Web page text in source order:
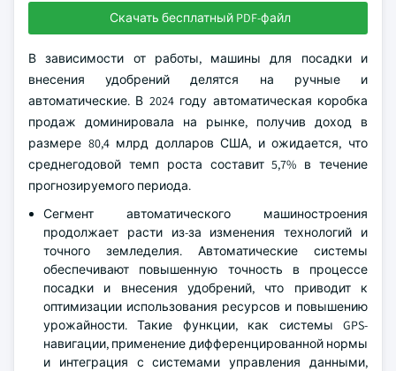
Скачать бесплатный PDF-файл
В зависимости от работы, машины для посадки и
внесения удобрений делятся на ручные и
автоматические. В 2024 году автоматическая коробка
продаж доминировала на рынке, получив доход в
размере 80,4 млрд долларов США, и ожидается, что
среднегодовой темп роста составит 5,7% в течение
прогнозируемого периода.
Сегмент автоматического машиностроения
продолжает расти из-за изменения технологий и
точного земледелия. Автоматические системы
обеспечивают повышенную точность в процессе
посадки и внесения удобрений, что приводит к
оптимизации использования ресурсов и повышению
урожайности. Такие функции, как системы GPS-
навигации, применение дифференцированной нормы
и интеграция с системами управления данными,